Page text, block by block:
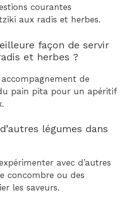
courantes
aux radis et herbes.
façon de servir
et herbes ?
de
pain pita pour un apéritif
légumes dans
avec d’autres
concombre ou des
les saveurs.